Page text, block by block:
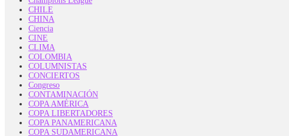
CHILE
CHINA
Ciencia
CINE
CLIMA
COLOMBIA
COLUMNISTAS
CONCIERTOS
Congreso
CONTAMINACIÓN
COPA AMÉRICA
COPA LIBERTADORES
COPA PANAMERICANA
COPA SUDAMERICANA